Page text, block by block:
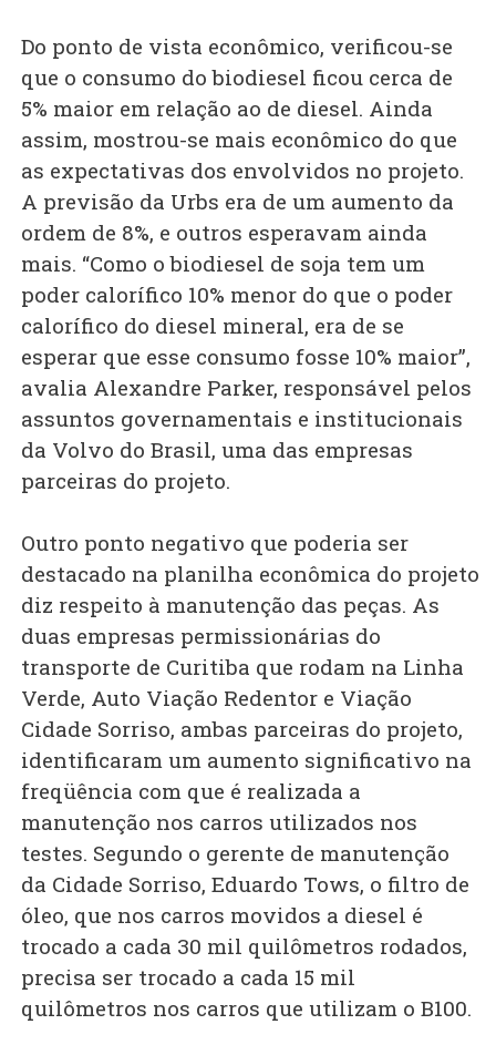
Do ponto de vista econômico, verificou-se
que o consumo do biodiesel ficou cerca de
5% maior em relação ao de diesel. Ainda
assim, mostrou-se mais econômico do que
as expectativas dos envolvidos no projeto.
A previsão da Urbs era de um aumento da
ordem de 8%, e outros esperavam ainda
mais. “Como o biodiesel de soja tem um
poder calorífico 10% menor do que o poder
calorífico do diesel mineral, era de se
esperar que esse consumo fosse 10% maior”,
avalia Alexandre Parker, responsável pelos
assuntos governamentais e institucionais
da Volvo do Brasil, uma das empresas
parceiras do projeto.
Outro ponto negativo que poderia ser
destacado na planilha econômica do projeto
diz respeito à manutenção das peças. As
duas empresas permissionárias do
transporte de Curitiba que rodam na Linha
Verde, Auto Viação Redentor e Viação
Cidade Sorriso, ambas parceiras do projeto,
identificaram um aumento significativo na
freqüência com que é realizada a
manutenção nos carros utilizados nos
testes. Segundo o gerente de manutenção
da Cidade Sorriso, Eduardo Tows, o filtro de
óleo, que nos carros movidos a diesel é
trocado a cada 30 mil quilômetros rodados,
precisa ser trocado a cada 15 mil
quilômetros nos carros que utilizam o B100.